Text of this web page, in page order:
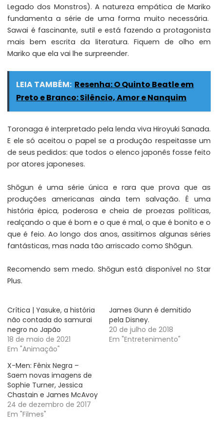
Legado dos Monstros). A natureza empática de Mariko
fundamenta a série de uma forma muito necessária.
Sawai é fascinante, sutil e está fazendo a protagonista
mais bem escrita da literatura. Fiquem de olho em
Mariko que ela vai lhe surpreender.
LEIA TAMBÉM: Resenha: O Quinto Beatle em
Preto e Branco: Silêncio, Amor e Nanquim
Toronaga é interpretado pela lenda viva Hiroyuki Sanada.
E ele só aceitou o papel se a produção respeitasse um
de seus pedidos: que todos o elenco japonês fosse feito
por atores japoneses.
Shōgun é uma série única e rara que prova que as
produções americanas ainda tem salvação. É uma
história épica, poderosa e cheia de proezas políticas,
realçando o que é bom e o que é mal, o que é bonito e o
que é feio. Ao longo dos anos, assitimos algunas séries
fantásticas, mas nada tão arriscado como Shōgun.
Recomendo sem medo. Shōgun está disponível no Star
Plus.
Crítica | Yasuke, a história
não contada do samurai
negro no Japão
18 de maio de 2021
Em "Animação"
James Gunn é demitido
pela Disney.
20 de julho de 2018
Em "Entretenimento"
X-Men: Fênix Negra –
Saem novas imagens de
Sophie Turner, Jessica
Chastain e James McAvoy
24 de dezembro de 2017
Em "Filmes"